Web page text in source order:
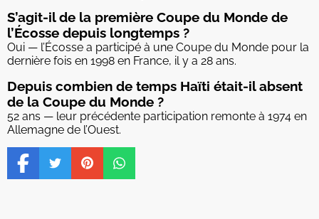
S’agit-il de la première Coupe du Monde de
l’Écosse depuis longtemps ?
Oui — l’Écosse a participé à une Coupe du Monde pour la
dernière fois en 1998 en France, il y a 28 ans.
Depuis combien de temps Haïti était-il absent
de la Coupe du Monde ?
52 ans — leur précédente participation remonte à 1974 en
Allemagne de l’Ouest.